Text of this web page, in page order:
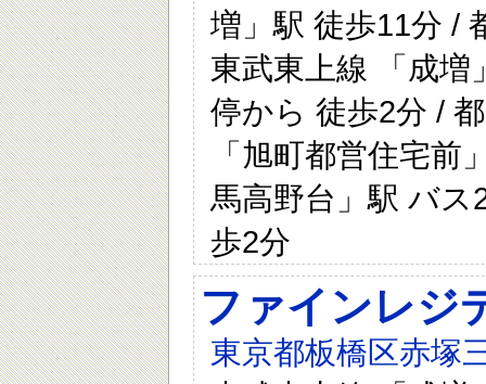
増」駅 徒歩11分 /
東武東上線 「成増
停から 徒歩2分 /
「旭町都営住宅
馬高野台」駅 バ
歩2分
ファインレジ
東京都板橋区赤塚